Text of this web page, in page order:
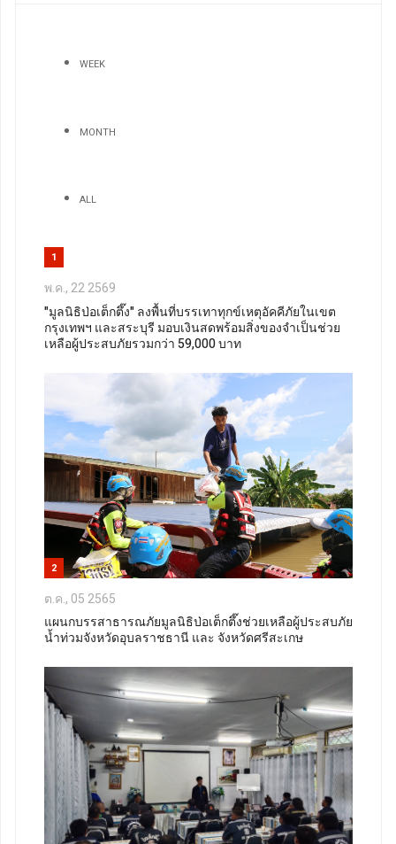
WEEK
MONTH
ALL
1
พ.ค., 22 2569
"มูลนิธิป่อเต็กตึ๊ง" ลงพื้นที่บรรเทาทุกข์เหตุอัคคีภัยในเขต
กรุงเทพฯ และสระบุรี มอบเงินสดพร้อมสิ่งของจำเป็นช่วย
เหลือผู้ประสบภัยรวมกว่า 59,000 บาท
2
ต.ค., 05 2565
แผนกบรรสาธารณภัยมูลนิธิป่อเต็กตึ๊งช่วยเหลือผู้ประสบภัย
น้ำท่วมจังหวัดอุบลราชธานี และ จังหวัดศรีสะเกษ